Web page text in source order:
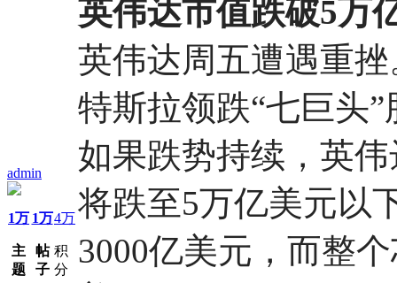
admin
1万
主
题
1万
帖
子
4万
积
分
英伟达市值跌破5万
英伟达周五遭遇重
特斯拉领跌“七巨头
如果跌势持续，英
将跌至5万亿美元以
3000亿美元，而整